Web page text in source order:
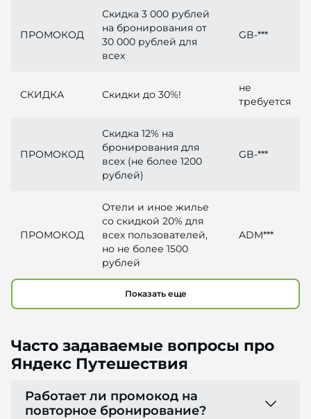
ПРОМОКОД
Скидка 3 000 рублей
на бронирования от
30 000 рублей для
всех
GB-***
СКИДКА Скидки до 30%!
не
требуется
ПРОМОКОД
Скидка 12% на
бронирования для
всех (не более 1200
рублей)
GB-***
ПРОМОКОД
Отели и иное жилье
со скидкой 20% для
всех пользователей,
но не более 1500
рублей
ADM***
Показать еще
Часто задаваемые вопросы про
Яндекс Путешествия
Работает ли промокод на
повторное бронирование?